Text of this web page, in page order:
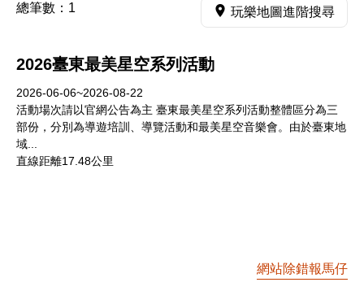
總筆數： 1 玩樂地圖進階搜尋
2026臺東最美星空系列活動
2026-06-06~2026-08-22
活動場次請以官網公告為主 臺東最美星空系列活動整體區分為三
部份，分別為導遊培訓、導覽活動和最美星空音樂會。由於臺東地
域...
直線距離17.48公里
網站除錯報馬仔